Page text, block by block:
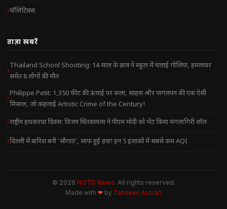
पॉलिटिक्स
ताज़ा खबरें
Thailand School Shooting: 14 साल के छात्र ने स्कूल में चलाई गोलियां, हमलावर
समेत 8 लोगों की मौत
Philippe Petit: 1,350 फीट की ऊंचाई पर कला, साहस और पागलपन की एक ऐसी
मिसाल, जो कहलाई Artistic Crime of the Century!
राष्ट्रीय हथकरघा दिवस: विजय चिंतकायला ने पीएम मोदी को भेंट किया मंगलागिरी शॉल
दिल्ली में बारिश बनी ‘सौगात’, साफ हुई हवा! इन 5 इलाकों में सबसे कम AQI
© 2026 NOTD News. All rights reserved.
Made with ❤ by Tahseen Ashrafi